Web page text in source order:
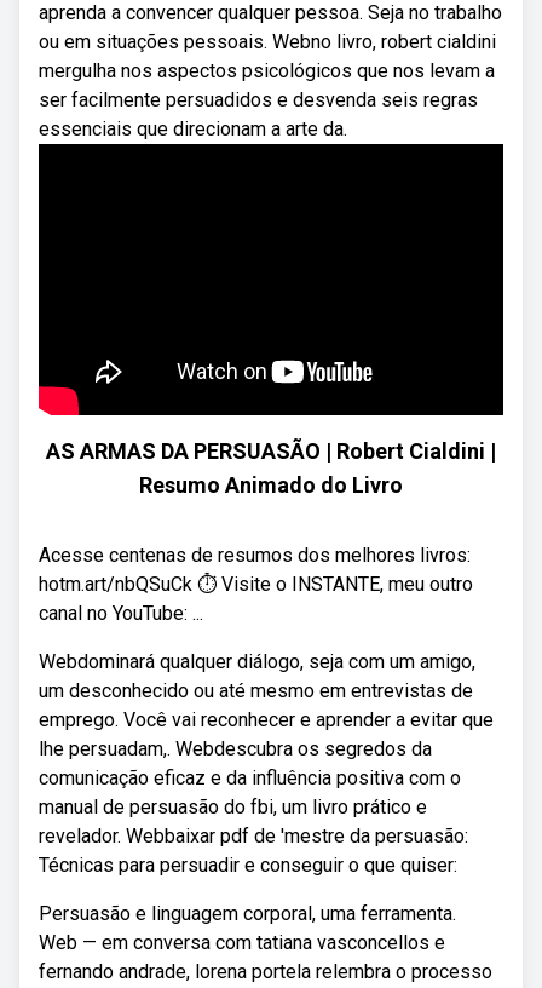
aprenda a convencer qualquer pessoa. Seja no trabalho
ou em situações pessoais. Webno livro, robert cialdini
mergulha nos aspectos psicológicos que nos levam a
ser facilmente persuadidos e desvenda seis regras
essenciais que direcionam a arte da.
AS ARMAS DA PERSUASÃO | Robert Cialdini |
Resumo Animado do Livro
Acesse centenas de resumos dos melhores livros:
hotm.art/nbQSuCk ⏱ Visite o INSTANTE, meu outro
canal no YouTube: ...
Webdominará qualquer diálogo, seja com um amigo,
um desconhecido ou até mesmo em entrevistas de
emprego. Você vai reconhecer e aprender a evitar que
lhe persuadam,. Webdescubra os segredos da
comunicação eficaz e da influência positiva com o
manual de persuasão do fbi, um livro prático e
revelador. Webbaixar pdf de 'mestre da persuasão:
Técnicas para persuadir e conseguir o que quiser:
Persuasão e linguagem corporal, uma ferramenta.
Web — em conversa com tatiana vasconcellos e
fernando andrade, lorena portela relembra o processo